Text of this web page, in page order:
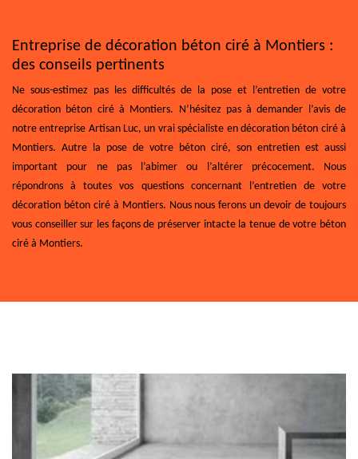
Entreprise de décoration béton ciré à Montiers :
des conseils pertinents
Ne sous-estimez pas les difficultés de la pose et l’entretien de votre
décoration béton ciré à Montiers. N’hésitez pas à demander l’avis de
notre entreprise Artisan Luc, un vrai spécialiste en décoration béton ciré à
Montiers. Autre la pose de votre béton ciré, son entretien est aussi
important pour ne pas l’abimer ou l’altérer précocement. Nous
répondrons à toutes vos questions concernant l’entretien de votre
décoration béton ciré à Montiers. Nous nous ferons un devoir de toujours
vous conseiller sur les façons de préserver intacte la tenue de votre béton
ciré à Montiers.